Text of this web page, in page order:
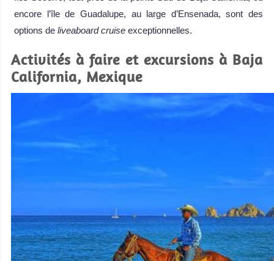
encore l’île de Guadalupe, au large d’Ensenada, sont des
options de liveaboard cruise exceptionnelles.
Activités à faire et excursions à Baja
California, Mexique